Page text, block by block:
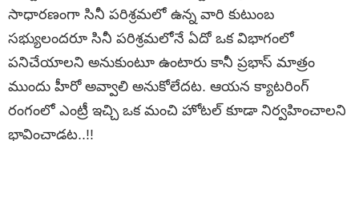
సాధారణంగా సినీ పరిశ్రమలో ఉన్న వారి కుటుంబ
సభ్యులందరూ సినీ పరిశ్రమలోనే ఏదో ఒక విభాగంలో
పనిచేయాలని అనుకుంటూ ఉంటారు కానీ ప్రభాస్ మాత్రం
ముందు హీరో అవ్వాలి అనుకోలేదట. ఆయన క్యాటరింగ్
రంగంలో ఎంట్రీ ఇచ్చి ఒక మంచి హోటల్ కూడా నిర్వహించాలని
భావించాడట..!!